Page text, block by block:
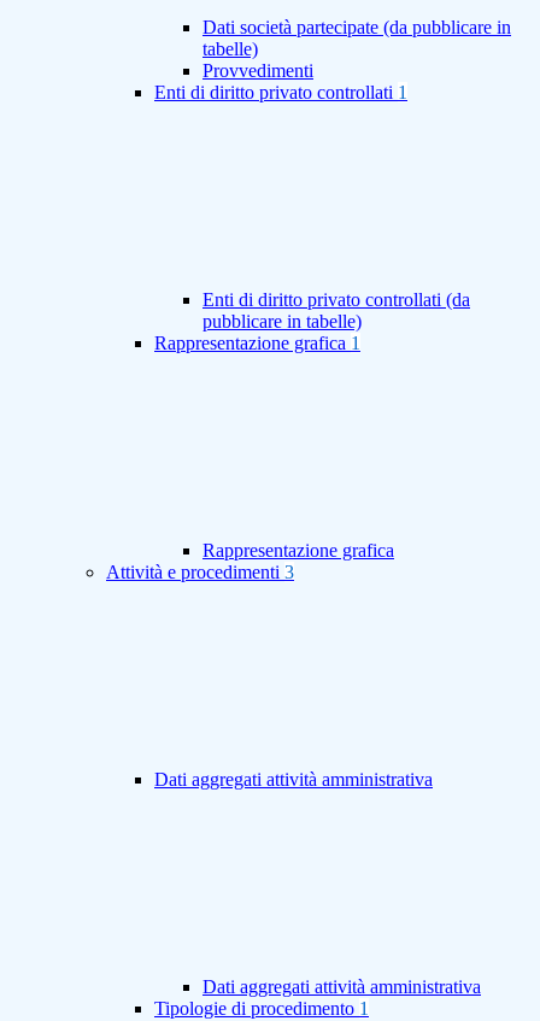
Dati società partecipate (da pubblicare in
tabelle)
Provvedimenti
Enti di diritto privato controllati 1
Enti di diritto privato controllati (da
pubblicare in tabelle)
Rappresentazione grafica 1
Rappresentazione grafica
Attività e procedimenti 3
Dati aggregati attività amministrativa
Dati aggregati attività amministrativa
Tipologie di procedimento 1